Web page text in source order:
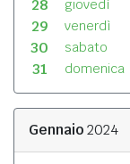
28 giovedì
29
venerdì
30
sabato
31
domenica
Gennaio2024